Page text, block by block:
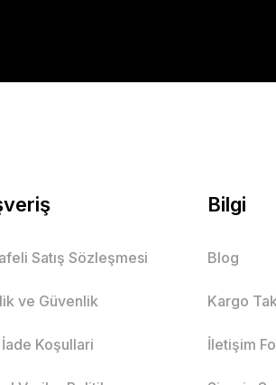
Satış Sözleşmesi
ve Güvenlik
Koşullari
Bilgi
Blog
Kargo
İletişim